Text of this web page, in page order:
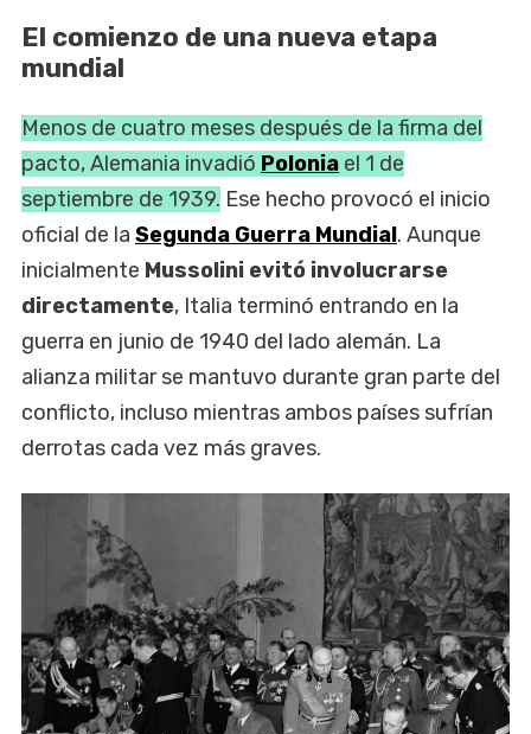
El comienzo de una nueva etapa
mundial
Menos de cuatro meses después de la firma del
pacto, Alemania invadió Polonia el 1 de
septiembre de 1939. Ese hecho provocó el inicio
oficial de la Segunda Guerra Mundial. Aunque
inicialmente Mussolini evitó involucrarse
directamente, Italia terminó entrando en la
guerra en junio de 1940 del lado alemán. La
alianza militar se mantuvo durante gran parte del
conflicto, incluso mientras ambos países sufrían
derrotas cada vez más graves.